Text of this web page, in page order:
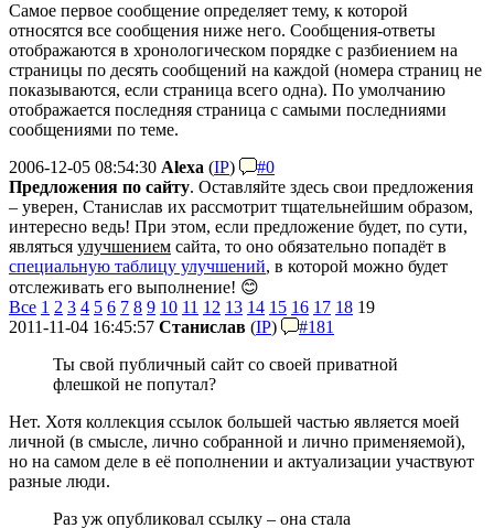
Самое первое сообщение определяет тему, к которой
относятся все сообщения ниже него. Сообщения-ответы
отображаются в хронологическом порядке с разбиением на
страницы по десять сообщений на каждой (номера страниц не
показываются, если страница всего одна). По умолчанию
отображается последняя страница с самыми последниями
сообщениями по теме.
2006-12-05 08:54:30 Alexa (IP)
#0
Предложения по сайту. Оставляйте здесь свои предложения
– уверен, Станислав их рассмотрит тщательнейшим образом,
интересно ведь! При этом, если предложение будет, по сути,
являться улучшением сайта, то оно обязательно попадёт в
специальную таблицу улучшений, в которой можно будет
отслеживать его выполнение! 😊
Все 1 2 3 4 5 6 7 8 9 10 11 12 13 14 15 16 17 18 19
2011-11-04 16:45:57 Станислав (IP)
#181
Ты свой публичный сайт со своей приватной
флешкой не попутал?
Нет. Хотя коллекция ссылок большей частью является моей
личной (в смысле, лично собранной и лично применяемой),
но на самом деле в её пополнении и актуализации участвуют
разные люди.
Раз уж опубликовал ссылку – она стала